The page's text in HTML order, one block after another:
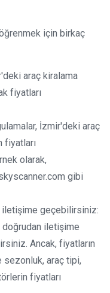
için birkaç
araç kiralama
fiyatları
İzmir'deki araç
fiyatları
olarak,
gibi
iletişime geçebilirsiniz:
iletişime
Ancak, fiyatların
sezonluk, araç tipi,
fiyatları